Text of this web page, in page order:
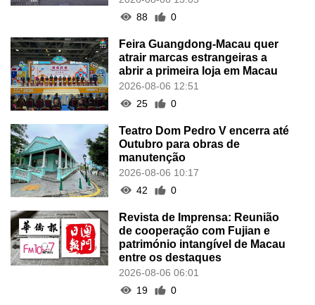
88
0
Feira Guangdong-Macau quer
atrair marcas estrangeiras a
abrir a primeira loja em Macau
2026-08-06 12:51
25
0
Teatro Dom Pedro V encerra até
Outubro para obras de
manutenção
2026-08-06 10:17
42
0
Revista de Imprensa: Reunião
de cooperação com Fujian e
património intangível de Macau
entre os destaques
2026-08-06 06:01
19
0